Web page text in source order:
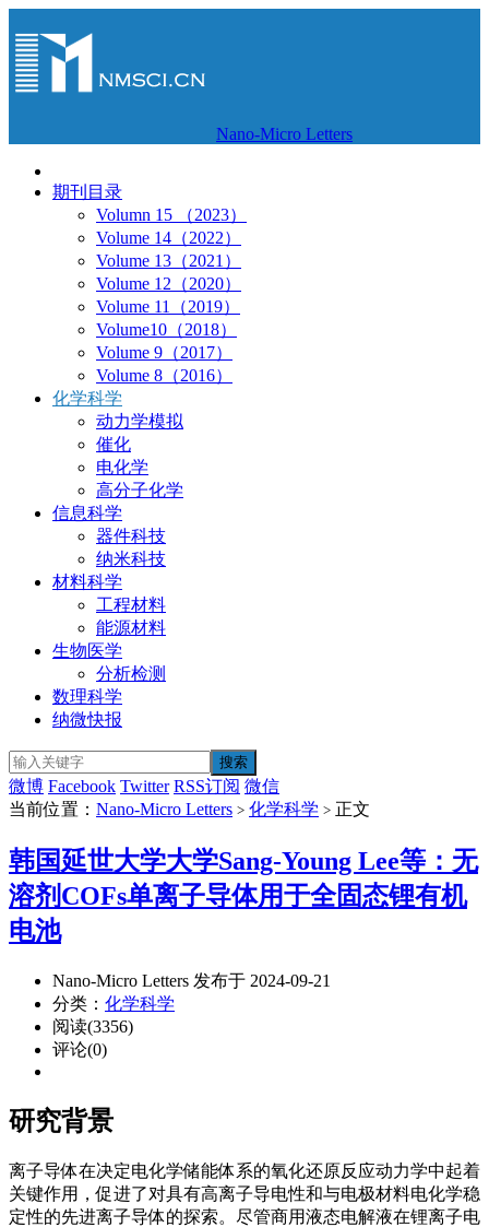
Nano-Micro Letters
期刊目录
Volumn 15 （2023）
Volume 14（2022）
Volume 13（2021）
Volume 12（2020）
Volume 11（2019）
Volume10（2018）
Volume 9（2017）
Volume 8（2016）
化学科学
动力学模拟
催化
电化学
高分子化学
信息科学
器件科技
纳米科技
材料科学
工程材料
能源材料
生物医学
分析检测
数理科学
纳微快报
微博 Facebook Twitter RSS订阅 微信
当前位置： Nano-Micro Letters > 化学科学 > 正文
韩国延世大学大学Sang-Young Lee等：无
溶剂COFs单离子导体用于全固态锂有机
电池
Nano-Micro Letters 发布于 2024-09-21
分类： 化学科学
阅读(3356)
评论(0)
研究背景
离子导体在决定电化学储能体系的氧化还原反应动力学中起着
关键作用，促进了对具有高离子导电性和与电极材料电化学稳
定性的先进离子导体的探索。尽管商用液态电解液在锂离子电